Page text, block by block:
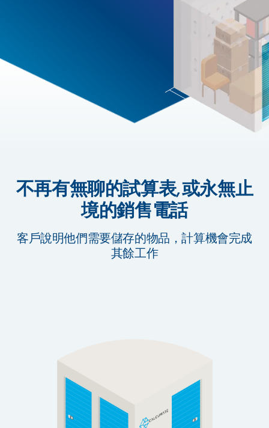
不再有無聊的試算表,或永無止
境的銷售電話
客戶說明他們需要儲存的物品，計算機會完成
其餘工作